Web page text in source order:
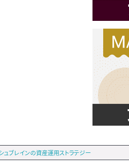
ュブレインの資産運用ストラテジー